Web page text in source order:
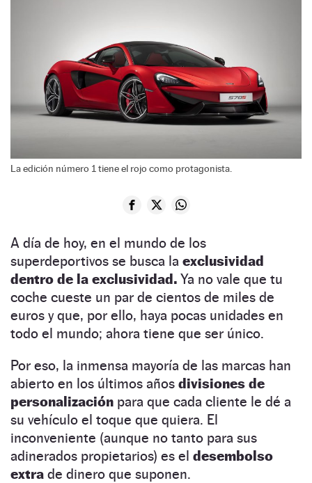
La edición número 1 tiene el rojo como protagonista.
A día de hoy, en el mundo de los
superdeportivos se busca la exclusividad
dentro de la exclusividad. Ya no vale que tu
coche cueste un par de cientos de miles de
euros y que, por ello, haya pocas unidades en
todo el mundo; ahora tiene que ser único.
Por eso, la inmensa mayoría de las marcas han
abierto en los últimos años divisiones de
personalización para que cada cliente le dé a
su vehículo el toque que quiera. El
inconveniente (aunque no tanto para sus
adinerados propietarios) es el desembolso
extra de dinero que suponen.